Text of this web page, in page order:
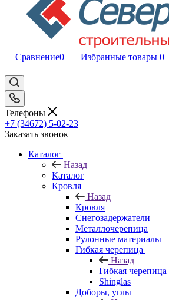
Сравнение0 Избранные товары 0
Телефоны
+7 (34672) 5-02-23
Заказать звонок
Каталог
Назад
Каталог
Кровля
Назад
Кровля
Снегозадержатели
Металлочерепица
Рулонные материалы
Гибкая черепица
Назад
Гибкая черепица
Shinglas
Доборы, углы